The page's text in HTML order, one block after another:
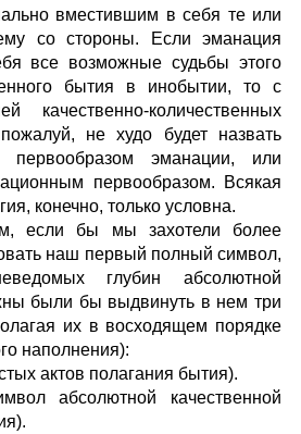
вместившим в себя те или
со стороны. Если эманация
все возможные судьбы этого
бытия в инобытии, то с
качественно-количественных
не худо будет назвать
первообразом эманации, или
первообразом. Всякая
конечно, только условна.
если бы мы захотели более
наш первый полный символ,
глубин абсолютной
были бы выдвинуть в нем три
их в восходящем порядке
наполнения):
актов полагания бытия).
абсолютной качественной